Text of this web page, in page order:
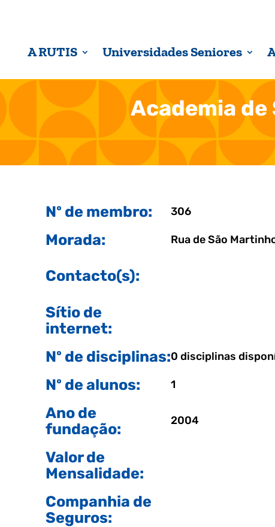
A RUTIS Universidades Seniores
Academia de
Nº de membro: 306
Morada: Rua de São
Contacto(s):
Sítio de
internet:
Nº de disciplinas:0 disciplinas
Nº de alunos: 1
Ano de
fundação:
2004
Valor de
Mensalidade:
Companhia de
Seguros: